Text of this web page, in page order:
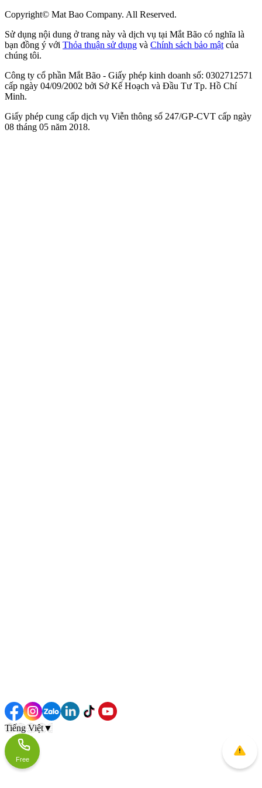
Copyright© Mat Bao Company. All Reserved.
Sử dụng nội dung ở trang này và dịch vụ tại Mắt Bão có nghĩa là
bạn đồng ý với Thỏa thuận sử dụng và Chính sách bảo mật của
chúng tôi.
Công ty cổ phần Mắt Bão - Giấy phép kinh doanh số: 0302712571
cấp ngày 04/09/2002 bởi Sở Kế Hoạch và Đầu Tư Tp. Hồ Chí
Minh.
Giấy phép cung cấp dịch vụ Viễn thông số 247/GP-CVT cấp ngày
08 tháng 05 năm 2018.
Tiếng Việt▼
Free